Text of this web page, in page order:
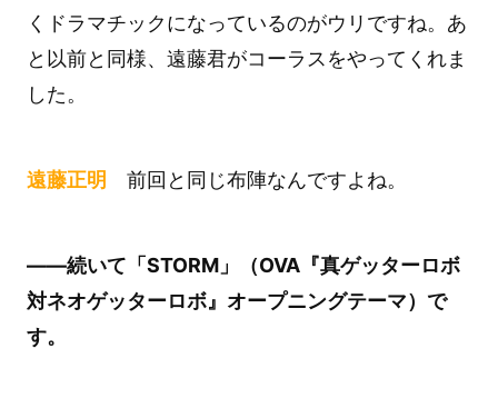
くドラマチックになっているのがウリですね。あ
と以前と同様、遠藤君がコーラスをやってくれま
した。
遠藤正明 前回と同じ布陣なんですよね。
――続いて「STORM」（OVA『真ゲッターロボ
対ネオゲッターロボ』オープニングテーマ）で
す。